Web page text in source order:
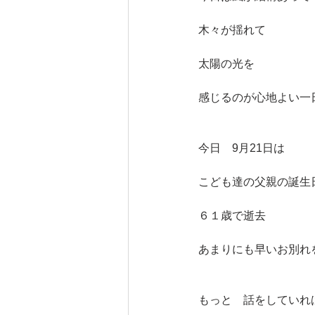
木々が揺れて
太陽の光を
感じるのが心地よい一
今日　9月21日は
こども達の父親の誕生
６１歳で逝去
あまりにも早いお別れ
もっと　話をしていれ